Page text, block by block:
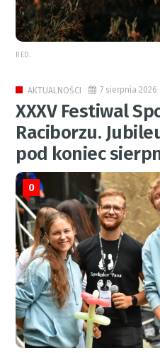
RED.
AKTUALNOŚCI 7 sierpnia 2026
XXXV Festiwal
Raciborzu.
pod koniec
0